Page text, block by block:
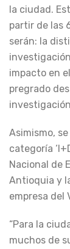
la ciudad.
partir de las
serán: la
impacto en
pregrado
Asimismo,
categoría
Nacional de
Antioquia y
empresa del
“Para la
muchos de